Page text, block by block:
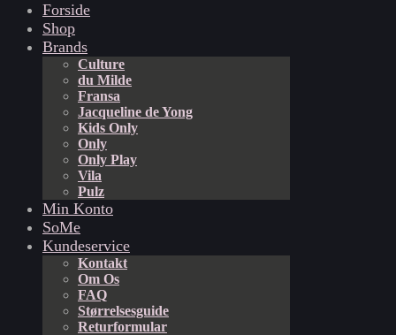
Forside
Shop
Brands
Culture
du Milde
Fransa
Jacqueline de Yong
Kids Only
Only
Only Play
Vila
Pulz
Min Konto
SoMe
Kundeservice
Kontakt
Om Os
FAQ
Størrelsesguide
Returformular